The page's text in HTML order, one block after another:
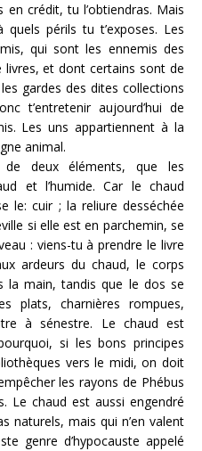
crédit, tu l’obtiendras. Mais
périls tu t’exposes. Les
qui sont les ennemis des
et dont certains sont de
gardes des dites collections
t’entretenir aujourd’hui de
Les uns appartiennent à la
animal.
deux éléments, que les
et l’humide. Car le chaud
le: cuir ; la reliure desséchée
si elle est en parchemin, se
: viens-tu à prendre le livre
ardeurs du chaud, le corps
la main, tandis que le dos se
plats, charnières rompues,
à sénestre. Le chaud est
si les bons principes
vers le midi, on doit
les rayons de Phébus
Le chaud est aussi engendré
naturels, mais qui n’en valent
genre d’hypocauste appelé